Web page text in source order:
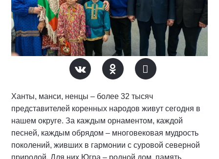
Ханты, манси, ненцы – более 32 тысяч
представителей коренных народов живут сегодня в
нашем округе. За каждым орнаментом, каждой
песней, каждым обрядом – многовековая мудрость
поколений, живших в гармонии с суровой северной
природой. Для них Югра – родной дом, память